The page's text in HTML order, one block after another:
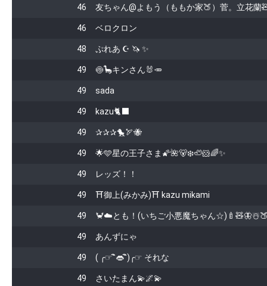
46 友ちゃん@よもう（ももか家🍑）菅。立花
46 ベロクロン
48 ぷれあ ☪️ 🦄 ✨️
49 🍥🦕キンさん🐰🥕
49 sada
49 kazu🐈‍⬛
49 ✰✰✰🐤🏹🐝
49 🌟🩵星の王子さま🌠🌺🐻‍❄️🦥🐹🌈✨
49 レッズ！！
49 ⛩御上(みかみ)⛩ kazu mikami
49 🦀☁️とも！(いちご小悪魔ちゃん
49 あんずにゃ
49 ︎( ╭☞ˆิ👄ˆิ)╭☞ それな
49 さいたまん💫🌌💫